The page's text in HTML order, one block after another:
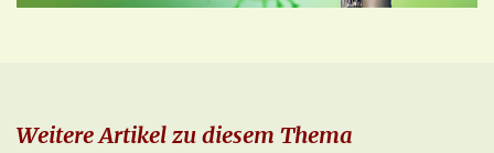
Weitere Artikel zu diesem Thema